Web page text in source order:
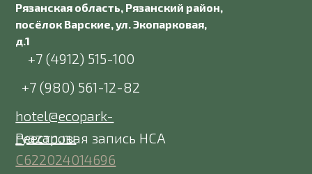
Рязанская область, Рязанский район,
посёлок Варские, ул. Экопарковая,
д.1
+7 (4912) 515-100
+7 (980) 561-12-82
hotel@ecopark-
ryazan.ru
Реестровая запись НСА
С622024014696